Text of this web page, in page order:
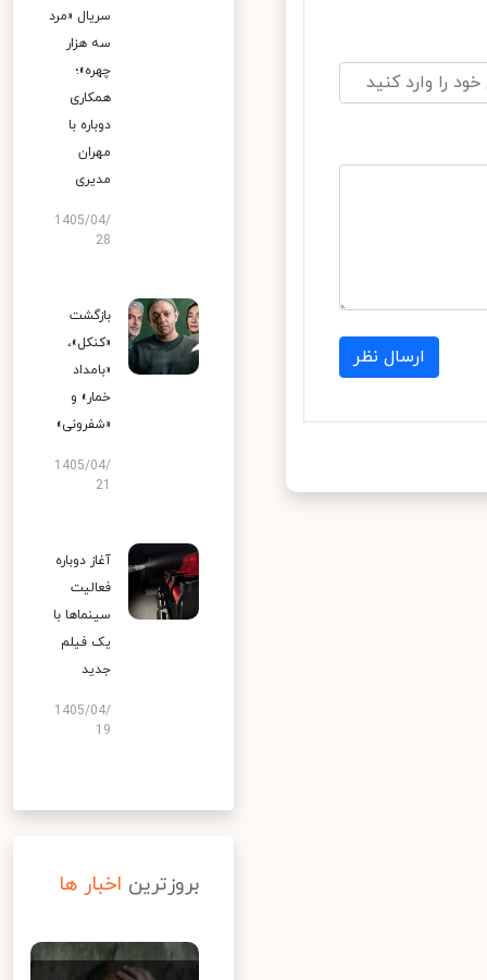
ارسال نظر
سریال «مرد
سه هزار
چهره»؛
همکاری
دوباره با
مهران
مدیری
1405/04/
28
بازگشت
«کنکل»،
«بامداد
خمار» و
«شفرونی»
1405/04/
آغاز دوباره
فعالیت
سینماها با
یک فیلم
جدید
1405/04/
19
بروزترین اخبار ها